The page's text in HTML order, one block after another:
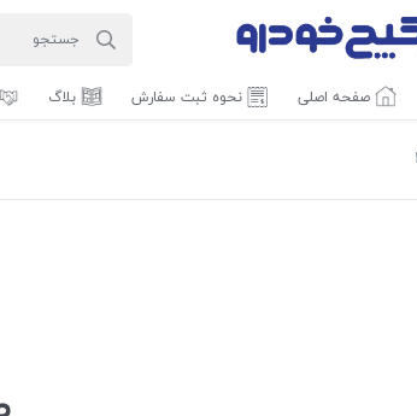
صفحه اصلی نحوه ثبت سفارش بلاگ